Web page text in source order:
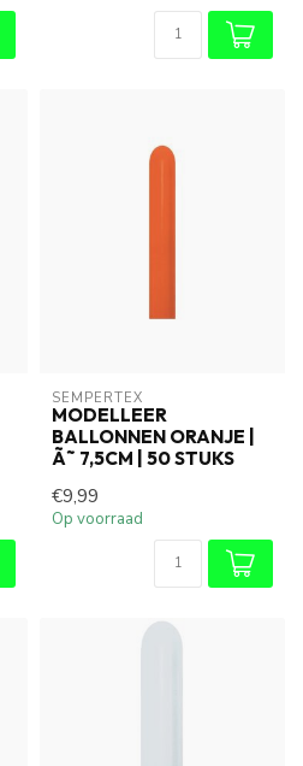
SEMPERTEX
MODELLEER
BALLONNEN ORANJE |
Ã˜ 7,5CM | 50 STUKS
€9,99
Op voorraad